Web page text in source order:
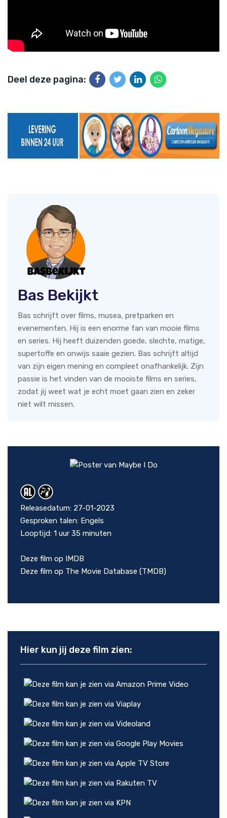
Deel deze pagina:
Bas Bekijkt
Bas schrijft over films, musea, pretparken en
evenementen. Hij is een enorme fan van mooie films
en series. Hij heeft duizenden goede, slechte, matige,
supertoffe en onwijs saaie gezien. Bas schrijft altijd
van zijn eigen mening en compleet onafhankelijk. Zijn
passie is het vinden van de mooiste films en series,
zodat jij weet wat je echt moet gaan zien en zeker
niet wilt missen.
Releasedatum: 27-01-2023
Gesproken talen: Engels
Looptijd: 1 uur 35 minuten
Deze film op IMDB
Deze film op The Movie Database (TMDB)
Hier kun jij deze film zien: